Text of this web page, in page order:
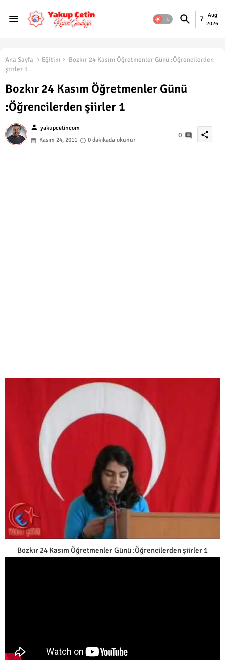
7
Aug
2026
Ana Sayfa Eğitim
Bozkır 24 Kasım Öğretmenler Günü :Öğrencilerden
şiirler 1
Bozkır 24 Kasım Öğretmenler Günü
:Öğrencilerden şiirler 1
person yakupcetincom
Kasım 24, 2011
0 dakikada okunur
0 share
Bozkır 24 Kasım Öğretmenler Günü :Öğrencilerden şiirler 1